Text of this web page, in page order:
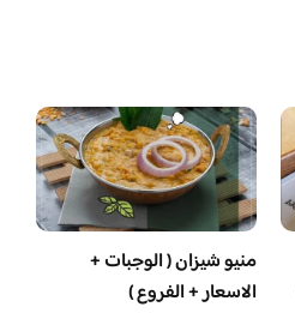
منيو شيزان ( الوجبات +
الاسعار + الفروع )